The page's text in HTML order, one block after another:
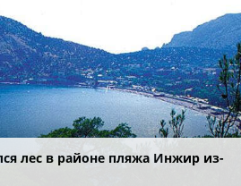
лес в районе пляжа Инжир из-